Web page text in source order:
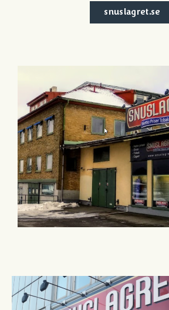
snuslagret.se